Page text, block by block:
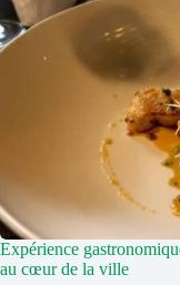
Expérience
au cœur de la ville